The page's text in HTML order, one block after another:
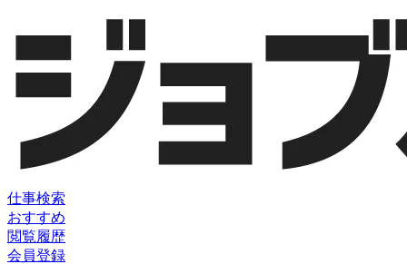
仕事検索
おすすめ
閲覧履歴
会員登録